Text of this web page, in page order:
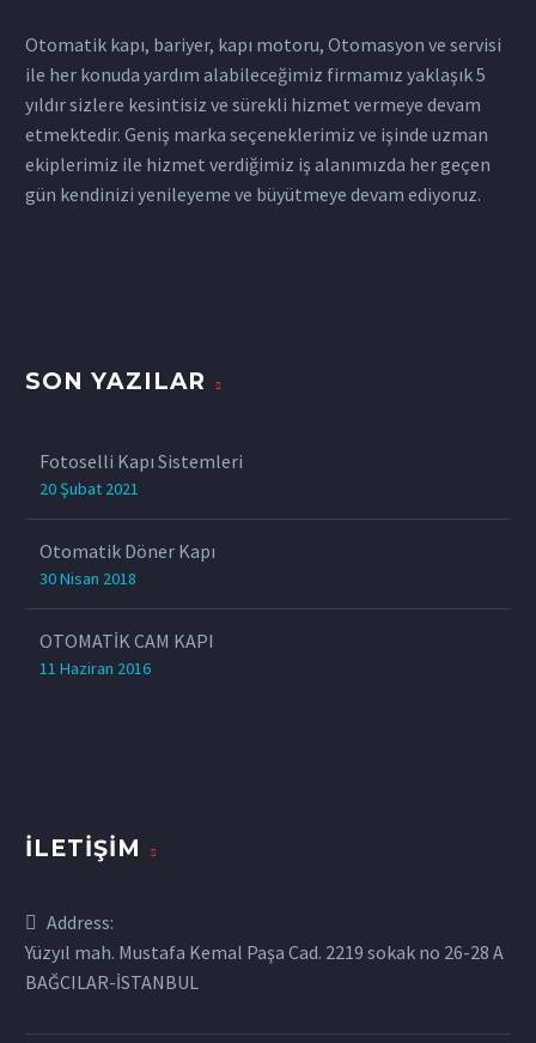
Otomatik kapı, bariyer, kapı motoru, Otomasyon ve servisi
ile her konuda yardım alabileceğimiz firmamız yaklaşık 5
yıldır sizlere kesintisiz ve sürekli hizmet vermeye devam
etmektedir. Geniş marka seçeneklerimiz ve işinde uzman
ekiplerimiz ile hizmet verdiğimiz iş alanımızda her geçen
gün kendinizi yenileyeme ve büyütmeye devam ediyoruz.
SON YAZILAR
Fotoselli Kapı Sistemleri
20 Şubat 2021
Otomatik Döner Kapı
30 Nisan 2018
OTOMATİK CAM KAPI
11 Haziran 2016
İLETIŞIM
Address:
Yüzyıl mah. Mustafa Kemal Paşa Cad. 2219 sokak no 26-28 A
BAĞCILAR-İSTANBUL